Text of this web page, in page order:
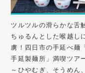
ツルツルの滑らかな舌
ちゅるんとした喉越し
虜！四日市の手延べ麺
手延製麺所」満喫ツア
～ひやむぎ、そうめん